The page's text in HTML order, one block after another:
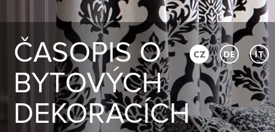
ČASOPIS O
BYTOVÝCH
DEKORACÍCH
CZ DE IT